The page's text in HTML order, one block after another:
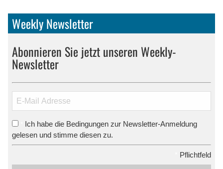
Weekly Newsletter
Abonnieren Sie jetzt unseren Weekly-
Newsletter
Ich habe die Bedingungen zur Newsletter-Anmeldung
gelesen und stimme diesen zu.
Pflichtfeld